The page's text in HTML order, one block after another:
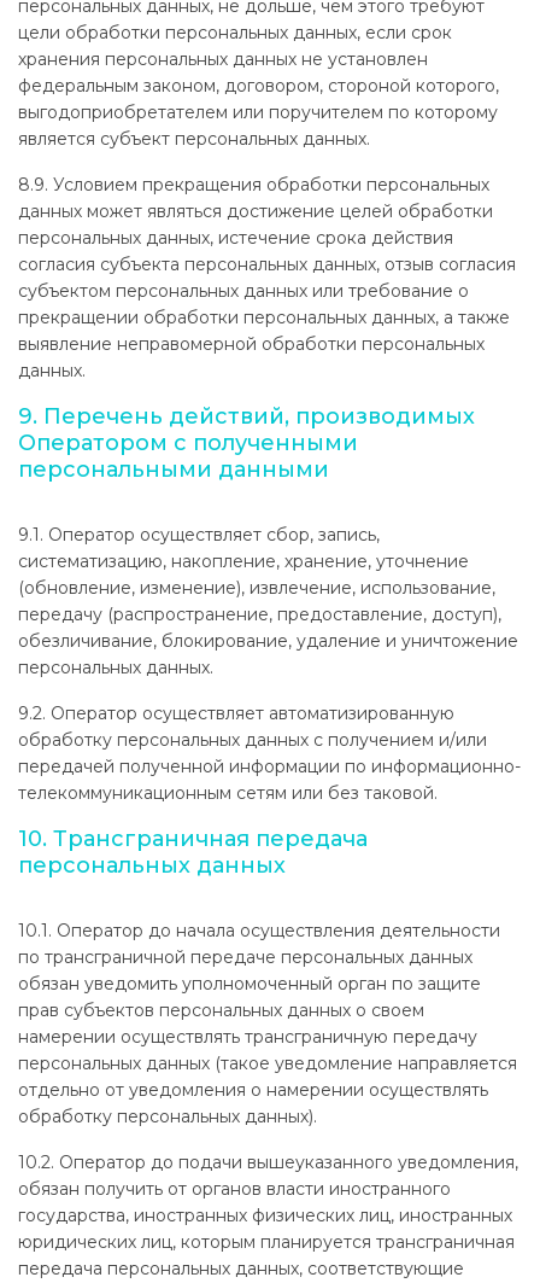
персональных данных, не дольше, чем этого требуют
цели обработки персональных данных, если срок
хранения персональных данных не установлен
федеральным законом, договором, стороной которого,
выгодоприобретателем или поручителем по которому
является субъект персональных данных.
8.9. Условием прекращения обработки персональных
данных может являться достижение целей обработки
персональных данных, истечение срока действия
согласия субъекта персональных данных, отзыв согласия
субъектом персональных данных или требование о
прекращении обработки персональных данных, а также
выявление неправомерной обработки персональных
данных.
9. Перечень действий, производимых
Оператором с полученными
персональными данными
9.1. Оператор осуществляет сбор, запись,
систематизацию, накопление, хранение, уточнение
(обновление, изменение), извлечение, использование,
передачу (распространение, предоставление, доступ),
обезличивание, блокирование, удаление и уничтожение
персональных данных.
9.2. Оператор осуществляет автоматизированную
обработку персональных данных с получением и/или
передачей полученной информации по информационно-
телекоммуникационным сетям или без таковой.
10. Трансграничная передача
персональных данных
10.1. Оператор до начала осуществления деятельности
по трансграничной передаче персональных данных
обязан уведомить уполномоченный орган по защите
прав субъектов персональных данных о своем
намерении осуществлять трансграничную передачу
персональных данных (такое уведомление направляется
отдельно от уведомления о намерении осуществлять
обработку персональных данных).
10.2. Оператор до подачи вышеуказанного уведомления,
обязан получить от органов власти иностранного
государства, иностранных физических лиц, иностранных
юридических лиц, которым планируется трансграничная
передача персональных данных, соответствующие